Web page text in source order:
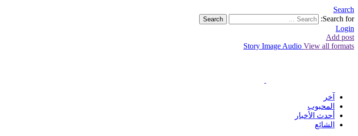
Search
Search for:
Search
Login
Add post
Story Image Audio View all formats
آخر
المحبوب
أحدث الأخبار
الشائع